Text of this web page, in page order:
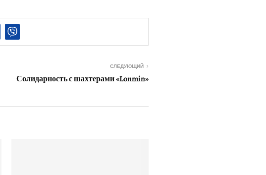
СЛЕДУЮЩИЙ
Солидарность с шахтерами «Lonmin»